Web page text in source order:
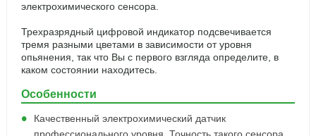
электрохимического сенсора.
Трехразрядный цифровой индикатор подсвечивается
тремя разными цветами в зависимости от уровня
опьянения, так что Вы с первого взгляда определите, в
каком состоянии находитесь.
Особенности
Качественный электрохимический датчик